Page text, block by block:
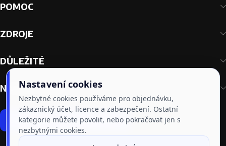
POMOC
ZDROJE
DŮLEŽITÉ
NAŠE PLUGINY
Odstoupit od smlouvy online
Nastavení cookies
Nezbytné cookies používáme pro objednávku,
zákaznický účet, licence a zabezpečení. Ostatní
kategorie můžete povolit, nebo pokračovat jen s
nezbytnými cookies.